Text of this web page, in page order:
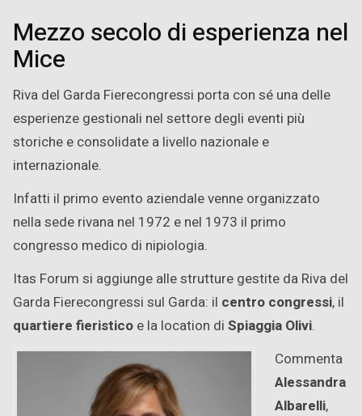
Mezzo secolo di esperienza nel
Mice
Riva del Garda Fierecongressi porta con sé una delle
esperienze gestionali nel settore degli eventi più
storiche e consolidate a livello nazionale e
internazionale.
Infatti il primo evento aziendale venne organizzato
nella sede rivana nel 1972 e nel 1973 il primo
congresso medico di nipiologia.
Itas Forum si aggiunge alle strutture gestite da Riva del
Garda Fierecongressi sul Garda: il centro congressi, il
quartiere fieristico e la location di Spiaggia Olivi.
Commenta
Alessandra
Albarelli,